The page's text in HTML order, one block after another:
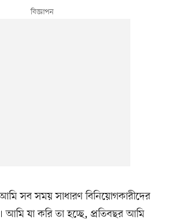
সব সময় সাধারণ বিনিয়োগকারীদের
আমি যা করি তা হচ্ছে, প্রতিবছর আমি